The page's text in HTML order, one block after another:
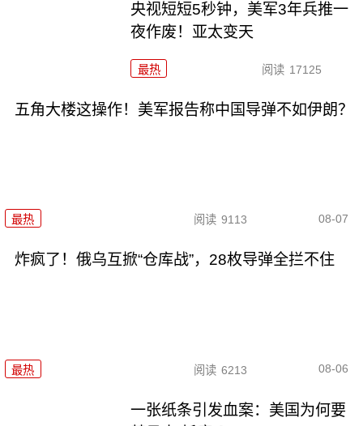
央视短短5秒钟，美军3年兵推一
夜作废！亚太变天
最热 阅读 17125
五角大楼这操作！美军报告称中国导弹不如伊朗？
最热 阅读 9113 08-07
炸疯了！俄乌互掀“仓库战”，28枚导弹全拦不住
最热 阅读 6213 08-06
一张纸条引发血案：美国为何要